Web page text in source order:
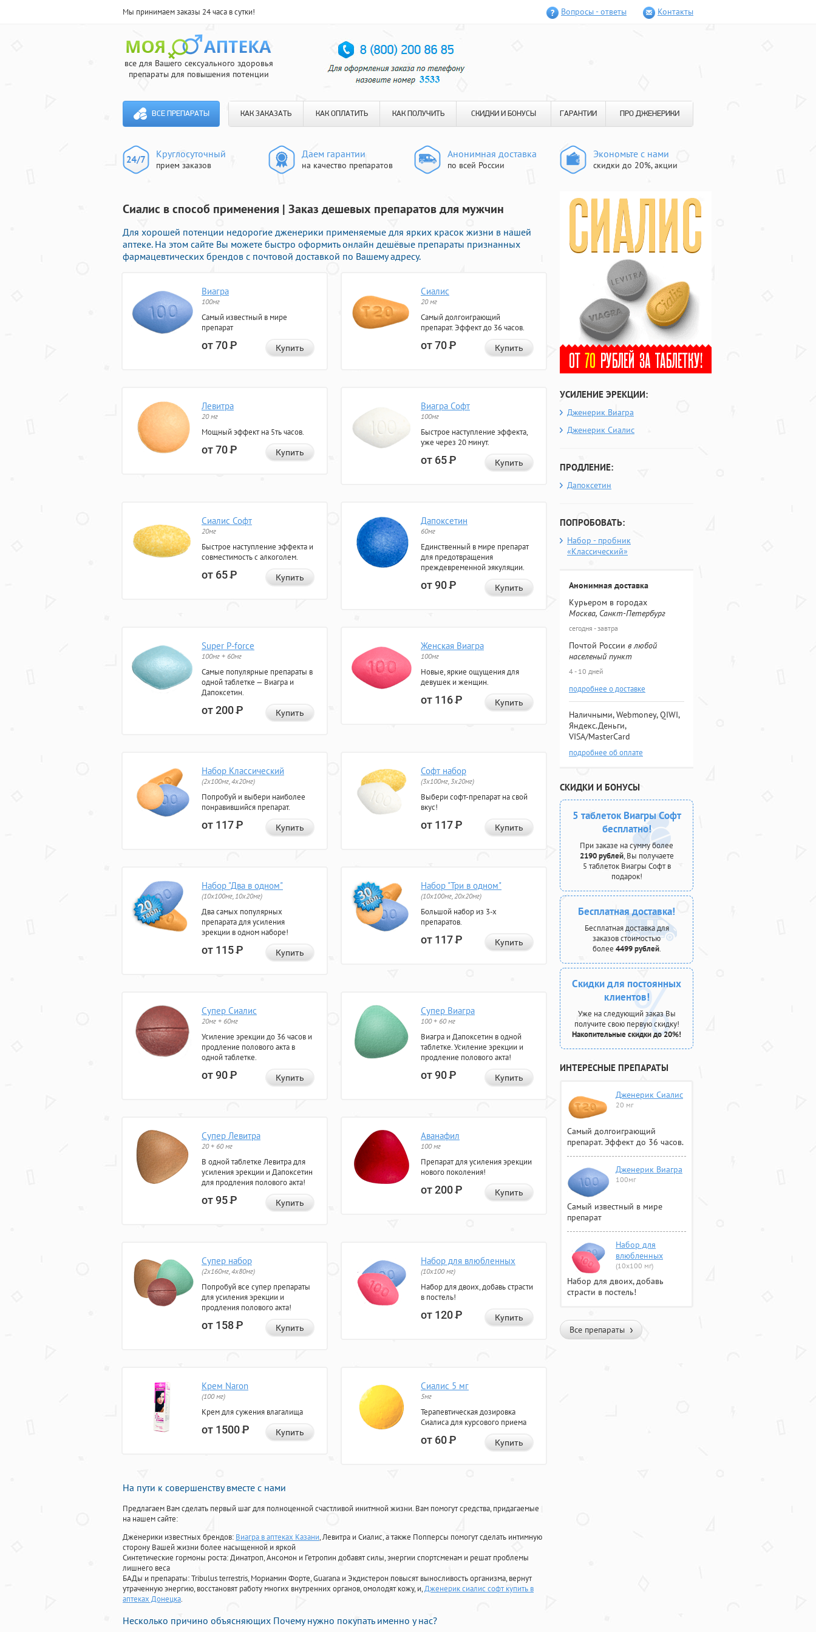
Мы принимаем заказы 24 часа в сутки! Вопросы - ответы Контакты
все для Вашего сексуального здоровья
препараты для повышения потенции
ВСЕ ПРЕПАРАТЫ КАК ЗАКАЗАТЬ КАК ОПЛАТИТЬ КАК ПОЛУЧИТЬ СКИДКИ И БОНУСЫ ГАРАНТИИ ПРО ДЖЕНЕРИКИ
Круглосуточный
прием заказов
Даем гарантии
на качество препаратов
Анонимная доставка
по всей России
Экономьте с нами
скидки до 20%, акции
Сиалис в способ применения | Заказ дешевых препаратов для мужчин
Для хорошей потенции недорогие дженерики применяемые для ярких красок жизни в нашей
аптеке. На этом сайте Вы можете быстро оформить онлайн дешёвые препараты признанных
фармацевтических брендов с почтовой доставкой по Вашему адресу.
Виагра
100мг
Самый известный в мире
препарат
от 70Р Купить
Сиалис
20 мг
Самый долгоиграющий
препарат. Эффект до 36 часов.
от 70Р Купить
Левитра
20 мг
Мощный эффект на 5ть часов.
от 70Р Купить
Виагра Софт
100мг
Быстрое наступление эффекта,
уже через 20 минут.
от 65Р Купить
Сиалис Софт
20мг
Быстрое наступление эффекта и
совместимость с алкоголем.
от 65Р Купить
Дапоксетин
60мг
Единственный в мире препарат
для предотвращения
преждевременной эякуляции.
от 90Р Купить
Super P-force
100мг + 60мг
Самые популярные препараты в
одной таблетке — Виагра и
Дапоксетин.
от 200Р Купить
Женская Виагра
100мг
Новые, яркие ощущения для
девушек и женщин.
от 116Р Купить
Набор Классический
(2x100мг, 4x20мг)
Попробуй и выбери наиболее
понравившийся препарат.
от 117Р Купить
Софт набор
(3x100мг, 3x20мг)
Выбери софт-препарат на свой
вкус!
от 117Р Купить
Набор "Два в одном"
(10x100мг, 10x20мг)
Два самых популярных
препарата для усиления
эрекции в одном наборе!
от 115Р Купить
Набор "Три в одном"
(10x100мг, 20x20мг)
Большой набор из 3-х
препаратов.
от 117Р Купить
Супер Сиалис
20мг + 60мг
Усиление эрекции до 36 часов и
продление полового акта в
одной таблетке.
от 90Р Купить
Супер Виагра
100 + 60 мг
Виагра и Дапоксетин в одной
таблетке. Усиление эрекции и
продление полового акта!
от 90Р Купить
Супер Левитра
20 + 60 мг
В одной таблетке Левитра для
усиления эрекции и Дапоксетин
для продления полового акта!
от 95Р Купить
Аванафил
100 мг
Препарат для усиления эрекции
нового поколения!
от 200Р Купить
Супер набор
(2х160мг, 4х80мг)
Попробуй все супер препараты
для усиления эрекции и
продления полового акта!
от 158Р Купить
Набор для влюбленных
(10х100 мг)
Набор для двоих, добавь страсти
в постель!
от 120Р Купить
Крем Naron
(100 мг)
Крем для сужения влагалища
от 1500Р Купить
Сиалис 5 мг
5мг
Терапевтическая дозировка
Сиалиса для курсового приема
от 60Р Купить
На пути к совершенству вместе с нами
Предлагаем Вам сделать первый шаг для полноценной счастливой инитмной жизни. Вам помогут средства, придагаемые
на нашем сайте:
Дженерики известных брендов: Виагра в аптеках Казани, Левитра и Сиалис, а также Попперсы помогут сделать интимную
сторону Вашей жизни более насыщенной и яркой
Синтетические гормоны роста: Динатроп, Ансомон и Гетропин добавят силы, энергии спортсменам и решат проблемы
лишнего веса
БАДы и препараты:Tribulus terrestris, Мориамин Форте, Guarana и Экдистерон повысят выносливость организма, вернут
утраченную энергию, восстановят работу многих внутренних органов, омолодят кожу, и,Дженерик сиалис софт купить в
аптеках Донецка.
Несколько причино объясняющих Почему нужно покупать именно у нас?
УСИЛЕНИЕ ЭРЕКЦИИ:
Дженерик Виагра
Дженерик Сиалис
ПРОДЛЕНИЕ:
Дапоксетин
ПОПРОБОВАТЬ:
Набор - пробник
«Классический»
Анонимная доставка
Курьером в городах
Москва, Санкт-Петербург
сегодня - завтра
Почтой России в любой
населеный пункт
4 - 10 дней
подробнее о доставке
Наличными, Webmoney, QIWI,
Яндекс.Деньги,
VISA/MasterCard
подробнее об оплате
СКИДКИ И БОНУСЫ
5 таблеток Виагры Софт
бесплатно!
При заказе на сумму более
2190 рублей, Вы получаете
5 таблеток Виагры Софт в
подарок!
Бесплатная доставка!
Бесплатная доставка для
заказов стоимостью
более 4499 рублей.
Скидки для постоянных
клиентов!
Уже на следующий заказ Вы
получите свою первую скидку!
Накопительные скидки до 20%!
ИНТЕРЕСНЫЕ ПРЕПАРАТЫ
Дженерик Сиалис
20 мг
Самый долгоиграющий
препарат. Эффект до 36 часов.
Дженерик Виагра
100мг
Самый известный в мире
препарат
Набор для
влюбленных
(10х100 мг)
Набор для двоих, добавь
страсти в постель!
Все препараты